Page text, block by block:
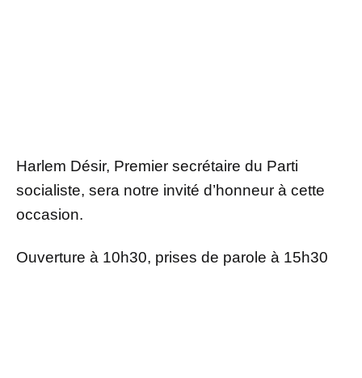
Harlem Désir, Premier secrétaire du Parti
socialiste, sera notre invité d’honneur à cette
occasion.
Ouverture à 10h30, prises de parole à 15h30